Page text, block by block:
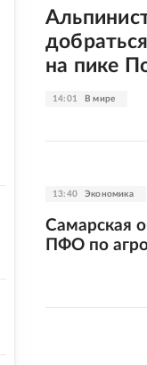
14:01 В мире
на пике
13:40 Экономика
Самарская
ПФО по